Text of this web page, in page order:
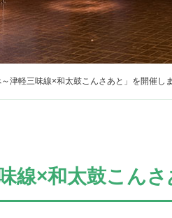
～津軽三味線×和太鼓こんさあと」を開催し
線×和太鼓こん